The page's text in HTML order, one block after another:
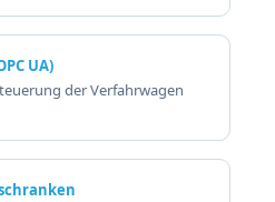
UA)
der Verfahrwagen